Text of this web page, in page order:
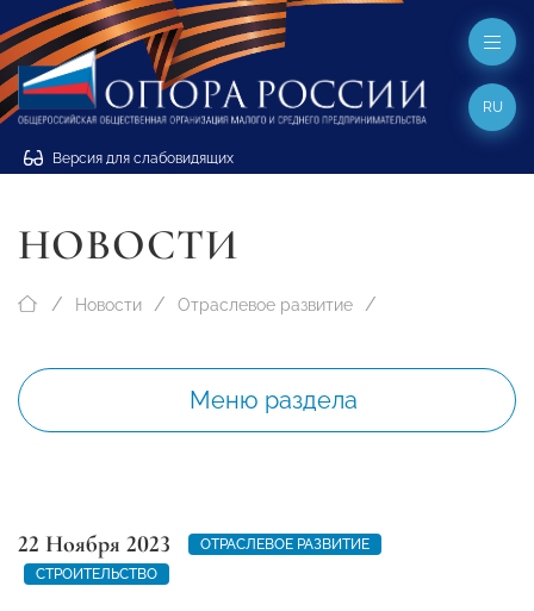
Версия для слабовидящих
RU
НОВОСТИ
Новости Отраслевое развитие
Меню раздела
22 Ноября 2023
ОТРАСЛЕВОЕ РАЗВИТИЕ
СТРОИТЕЛЬСТВО